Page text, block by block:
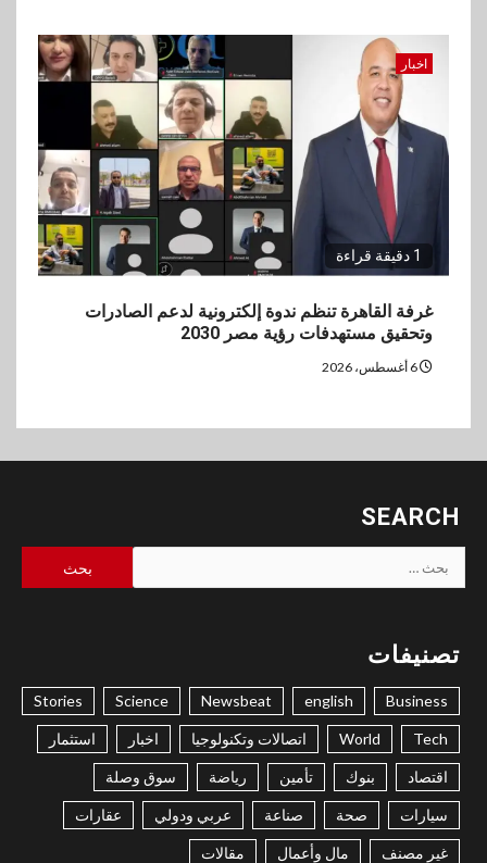
اخبار
1 دقيقة قراءة
غرفة القاهرة تنظم ندوة إلكترونية لدعم الصادرات
وتحقيق مستهدفات رؤية مصر 2030
SEARCH
البحث
عن:
تصنيفات
Business
english
Newsbeat
Science
Stories
Tech
World اتصالات وتكنولوجيا اخبار استثمار
اقتصاد بنوك تأمين رياضة سوق وصلة
سيارات صحة صناعة عربي ودولي عقارات
غير مصنف مال وأعمال مقالات